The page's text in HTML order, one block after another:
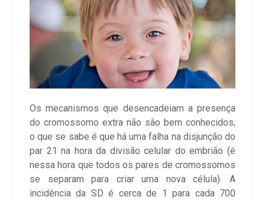
Os mecanismos que desencadeiam a presença
do cromossomo extra não são bem conhecidos,
o que se sabe é que há uma falha na disjunção do
par 21 na hora da divisão celular do embrião (é
nessa hora que todos os pares de cromossomos
se separam para criar uma nova célula). A
incidência da SD é cerca de 1 para cada 700